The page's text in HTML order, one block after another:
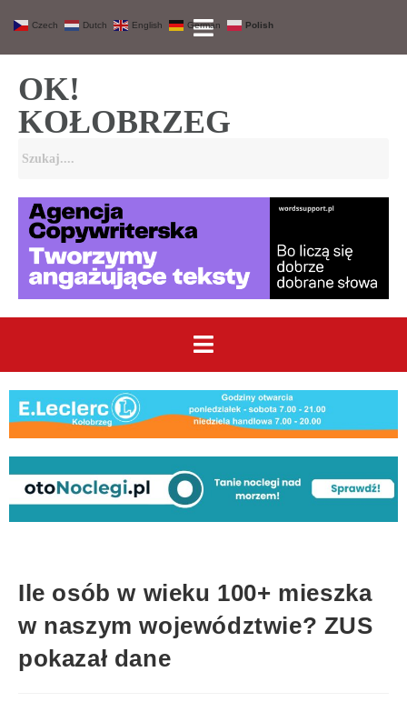
OK!
KOŁOBRZEG
Ile osób w wieku 100+ mieszka
w naszym województwie? ZUS
pokazał dane
Czech Dutch English German Polish